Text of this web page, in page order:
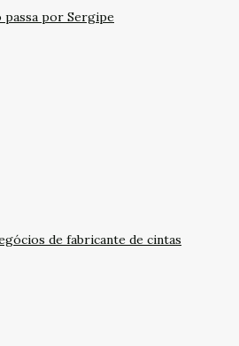
passa por Sergipe
de fabricante de cintas